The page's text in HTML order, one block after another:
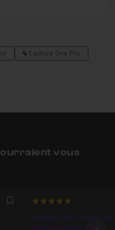
Capture One Pro
vous
Favori
5
Capture One : la bible du
développement RAW